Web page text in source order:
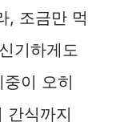
, 조금만 먹
기하게도
이 오히
간식까지